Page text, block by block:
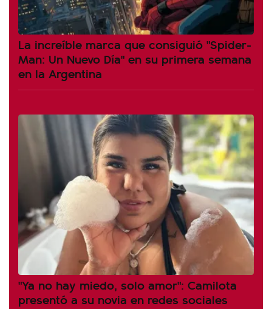
La increíble marca que consiguió "Spider-
Man: Un Nuevo Día" en su primera semana
en la Argentina
"Ya no hay miedo, solo amor": Camilota
presentó a su novia en redes sociales